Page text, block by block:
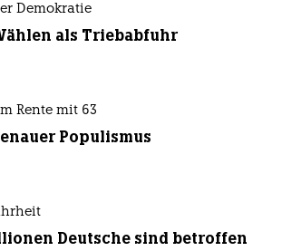
Demokratie
als Triebabfuhr
Rente mit 63
Populismus
Deutsche sind betroffen